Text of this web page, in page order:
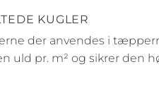
KUGLER
der anvendes i
uld pr. m² og sikrer den